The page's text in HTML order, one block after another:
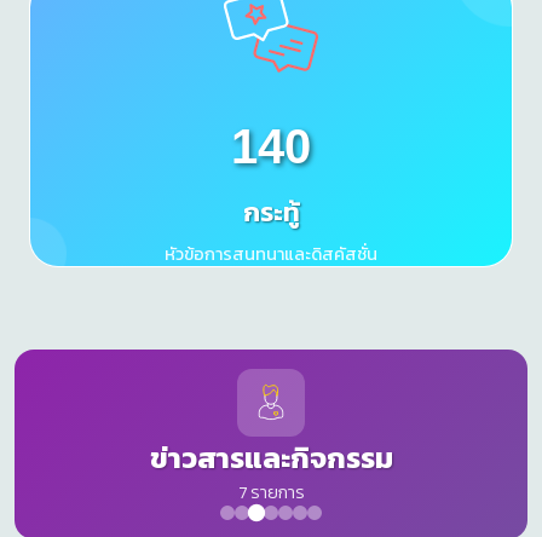
140
กระทู้
หัวข้อการสนทนาและดิสคัสชั่น
ข่าวสารและกิจกรรม
7 รายการ